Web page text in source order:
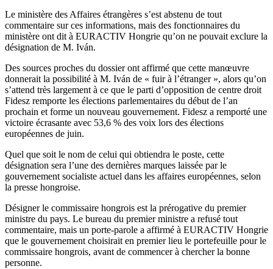
Le ministère des Affaires étrangères s’est abstenu de tout
commentaire sur ces informations, mais des fonctionnaires du
ministère ont dit à EURACTIV Hongrie qu’on ne pouvait exclure la
désignation de M. Iván.
Des sources proches du dossier ont affirmé que cette manœuvre
donnerait la possibilité à M. Iván de « fuir à l’étranger », alors qu’on
s’attend très largement à ce que le parti d’opposition de centre droit
Fidesz remporte les élections parlementaires du début de l’an
prochain et forme un nouveau gouvernement. Fidesz a remporté une
victoire écrasante avec 53,6 % des voix lors des élections
européennes de juin.
Quel que soit le nom de celui qui obtiendra le poste, cette
désignation sera l’une des dernières marques laissée par le
gouvernement socialiste actuel dans les affaires européennes, selon
la presse hongroise.
Désigner le commissaire hongrois est la prérogative du premier
ministre du pays. Le bureau du premier ministre a refusé tout
commentaire, mais un porte-parole a affirmé à EURACTIV Hongrie
que le gouvernement choisirait en premier lieu le portefeuille pour le
commissaire hongrois, avant de commencer à chercher la bonne
personne.